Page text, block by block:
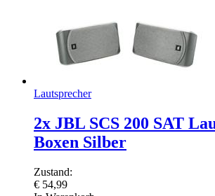
Lautsprecher
2x JBL SCS 200 SAT
Boxen Silber
Zustand:
€ 54,99